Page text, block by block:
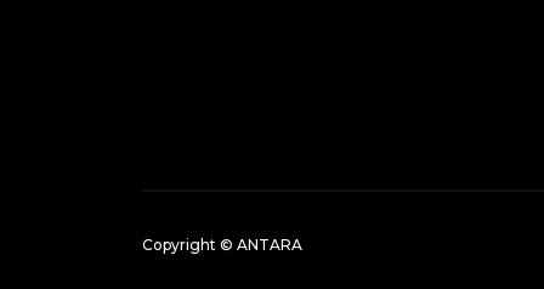
Copyright © ANTARA